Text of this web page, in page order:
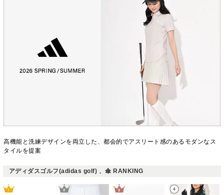
高機能と洗練デザインを両立した、都会的でアスリート感のあるモダンなス
タイルを提案
アディダスゴルフ(adidas golf) 、傘 RANKING